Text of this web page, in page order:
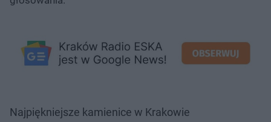
Najpiękniejsze kamienice w Krakowie